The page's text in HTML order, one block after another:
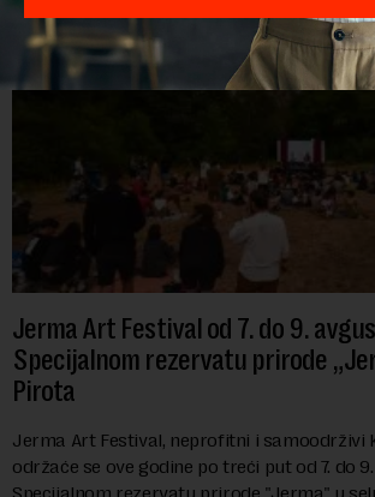
Jerma Art Festival od 7. do 9.
Specijalnom rezervatu prirode
Pirota
Jerma Art Festival, neprofitni i samoodrživi
održaće se ove godine po treći put od 7. do